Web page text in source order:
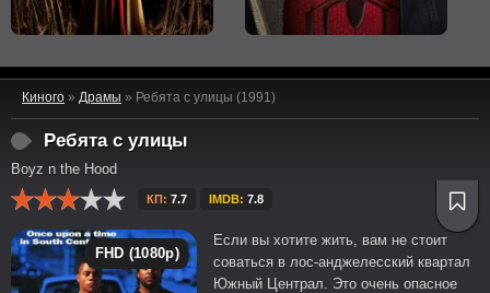
Киного » Драмы » Ребята с улицы (1991)
Ребята с улицы
Boyz n the Hood
КП: 7.7 IMDB: 7.8
FHD (1080p)
Если вы хотите жить, вам не стоит
соваться в лос-анджелесский квартал
Южный Централ. Это очень опасное